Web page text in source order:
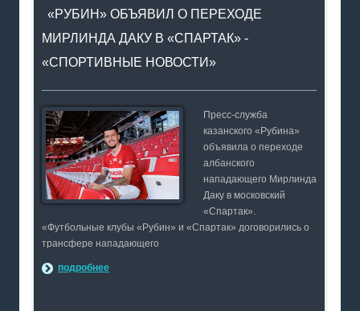
«РУБИН» ОБЪЯВИЛ О ПЕРЕХОДЕ
МИРЛИНДА ДАКУ В «СПАРТАК» -
«СПОРТИВНЫЕ НОВОСТИ»
Пресс-служба
казанского «Рубина»
объявила о переходе
албанского
нападающего Мирлинда
Даку в московский
«Спартак».
«Футбольные клубы «Рубин» и «Спартак» договорились о
трансфере нападающего
подробнее